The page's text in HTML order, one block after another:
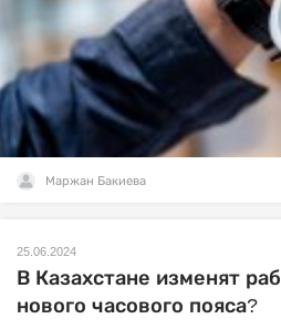
Маржан Бакиева
25.06.2024
В Казахстане изменят
нового часового пояса?